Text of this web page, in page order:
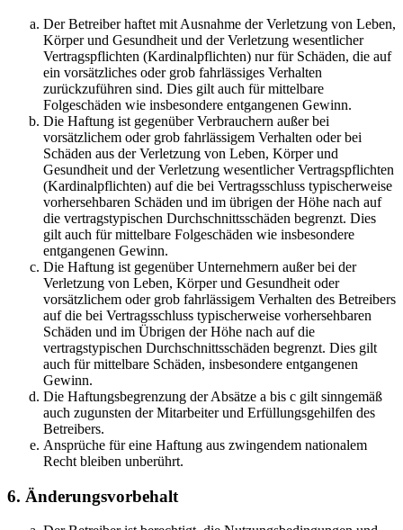
Der Betreiber haftet mit Ausnahme der Verletzung von Leben,
Körper und Gesundheit und der Verletzung wesentlicher
Vertragspflichten (Kardinalpflichten) nur für Schäden, die auf
ein vorsätzliches oder grob fahrlässiges Verhalten
zurückzuführen sind. Dies gilt auch für mittelbare
Folgeschäden wie insbesondere entgangenen Gewinn.
Die Haftung ist gegenüber Verbrauchern außer bei
vorsätzlichem oder grob fahrlässigem Verhalten oder bei
Schäden aus der Verletzung von Leben, Körper und
Gesundheit und der Verletzung wesentlicher Vertragspflichten
(Kardinalpflichten) auf die bei Vertragsschluss typischerweise
vorhersehbaren Schäden und im übrigen der Höhe nach auf
die vertragstypischen Durchschnittsschäden begrenzt. Dies
gilt auch für mittelbare Folgeschäden wie insbesondere
entgangenen Gewinn.
Die Haftung ist gegenüber Unternehmern außer bei der
Verletzung von Leben, Körper und Gesundheit oder
vorsätzlichem oder grob fahrlässigem Verhalten des Betreibers
auf die bei Vertragsschluss typischerweise vorhersehbaren
Schäden und im Übrigen der Höhe nach auf die
vertragstypischen Durchschnittsschäden begrenzt. Dies gilt
auch für mittelbare Schäden, insbesondere entgangenen
Gewinn.
Die Haftungsbegrenzung der Absätze a bis c gilt sinngemäß
auch zugunsten der Mitarbeiter und Erfüllungsgehilfen des
Betreibers.
Ansprüche für eine Haftung aus zwingendem nationalem
Recht bleiben unberührt.
6. Änderungsvorbehalt